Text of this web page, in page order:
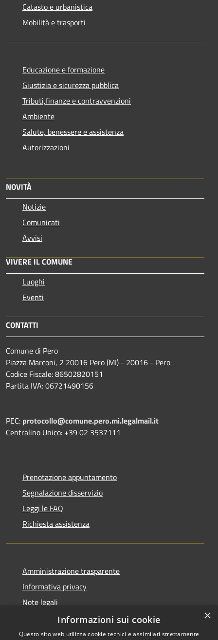
Catasto e urbanistica
Mobilità e trasporti
Educazione e formazione
Giustizia e sicurezza pubblica
Tributi,finanze e contravvenzioni
Ambiente
Salute, benessere e assistenza
Autorizzazioni
NOVITÀ
Notizie
Comunicati
Avvisi
VIVERE IL COMUNE
Luoghi
Eventi
CONTATTI
Comune di Pero
Piazza Marconi, 2 20016 Pero (MI) - 20016 - Pero
Codice Fiscale: 86502820151
Partita IVA: 06721490156
PEC: protocollo@comune.pero.mi.legalmail.it
Centralino Unico: +39 02 3537111
Prenotazione appuntamento
Segnalazione disservizio
Leggi le FAQ
Richiesta assistenza
Amministrazione trasparente
Informativa privacy
Note legali
Dichiarazione di accessibilità
×
Informazioni sui cookie
Questo sito web utilizza cookie tecnici e assimilati strettamente